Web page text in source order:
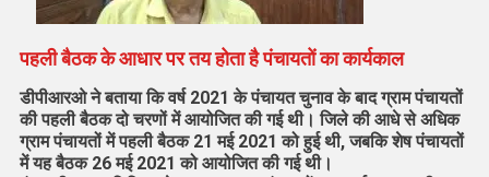
पहली बैठक के आधार पर तय होता है पंचायतों का कार्यकाल
डीपीआरओ ने बताया कि वर्ष 2021 के पंचायत चुनाव के बाद ग्राम पंचायतों
की पहली बैठक दो चरणों में आयोजित की गई थी। जिले की आधे से अधिक
ग्राम पंचायतों में पहली बैठक 21 मई 2021 को हुई थी, जबकि शेष पंचायतों
में यह बैठक 26 मई 2021 को आयोजित की गई थी।